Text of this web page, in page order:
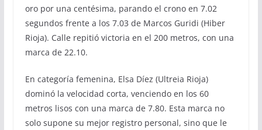
oro por una centésima, parando el crono en 7.02
segundos frente a los 7.03 de Marcos Guridi (Hiber
Rioja). Calle repitió victoria en el 200 metros, con una
marca de 22.10.
En categoría femenina, Elsa Díez (Ultreia Rioja)
dominó la velocidad corta, venciendo en los 60
metros lisos con una marca de 7.80. Esta marca no
solo supone su mejor registro personal, sino que le